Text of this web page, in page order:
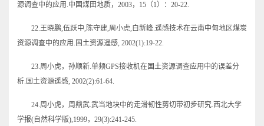
源调查中的应用.中国煤田地质，2003，15（1）：20-22.
22.王晓鹏,伍跃中,陈守建,周小虎,白新峰.遥感技术在云南中甸地区煤炭
资源调查中的应用.国土资源遥感, 2002(1):19-22.
23.周小虎，孙顺新.单频GPS接收机在国土资源调查应用中的误差分
析.国土资源遥感, 2002(2):61-64.
24.周小虎，周鼎武.武当地块中的走滑韧性剪切带初步研究.西北大学
学报(自然科学版),1999，29(3):241-245.